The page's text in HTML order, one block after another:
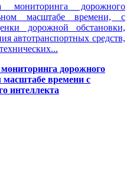
мониторинга дорожного
масштабе времени, с
дорожной обстановки,
автотранспортных средств,
дорожного
времени с
интеллекта